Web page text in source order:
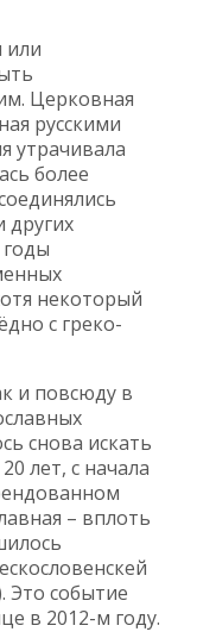
или
Церковная
русскими
утрачивала
более
других
некоторый
с греко-
и повсюду в
снова искать
лет, с начала
– вплоть
Это событие
в 2012-м году.